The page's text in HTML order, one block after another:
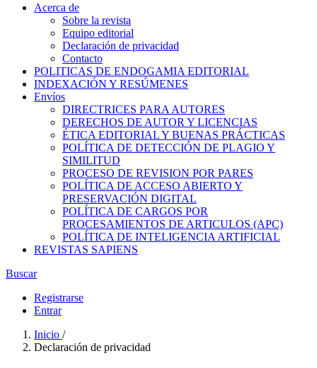
Acerca de
Sobre la revista
Equipo editorial
Declaración de privacidad
Contacto
POLITICAS DE ENDOGAMIA EDITORIAL
INDEXACIÓN Y RESÚMENES
Envíos
DIRECTRICES PARA AUTORES
DERECHOS DE AUTOR Y LICENCIAS
ÉTICA EDITORIAL Y BUENAS PRÁCTICAS
POLÍTICA DE DETECCIÓN DE PLAGIO Y
SIMILITUD
PROCESO DE REVISION POR PARES
POLÍTICA DE ACCESO ABIERTO Y
PRESERVACIÓN DIGITAL
POLÍTICA DE CARGOS POR
PROCESAMIENTOS DE ARTICULOS (APC)
POLÍTICA DE INTELIGENCIA ARTIFICIAL
REVISTAS SAPIENS
Buscar
Registrarse
Entrar
Inicio /
Declaración de privacidad